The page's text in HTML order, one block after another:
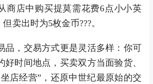
商店中购买提莫需花费6点小小英
卖出时为5枚金币???。
品，交易方式更是灵活多样：你可
好时间地点，买卖双方当面验货、
店经营”，还原中世纪最原始的交